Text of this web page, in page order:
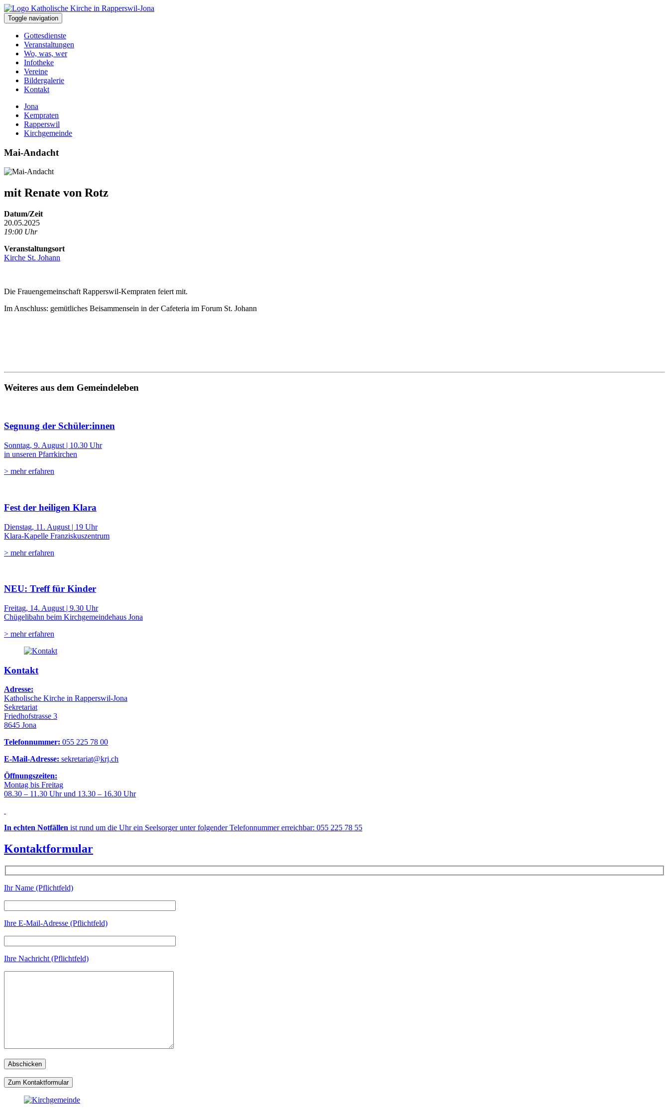
Toggle navigation
Gottesdienste
Veranstaltungen
Wo, was, wer
Infotheke
Vereine
Bildergalerie
Kontakt
Jona
Kempraten
Rapperswil
Kirchgemeinde
Mai-Andacht
mit Renate von Rotz
Datum/Zeit
20.05.2025
19:00 Uhr
Veranstaltungsort
Kirche St. Johann
Die Frauengemeinschaft Rapperswil-Kempraten feiert mit.
Im Anschluss: gemütliches Beisammensein in der Cafeteria im Forum St. Johann
Weiteres aus dem Gemeindeleben
Segnung der Schüler:innen
Sonntag, 9. August | 10.30 Uhr
in unseren Pfarrkirchen
> mehr erfahren
Fest der heiligen Klara
Dienstag, 11. August | 19 Uhr
Klara-Kapelle Franziskuszentrum
> mehr erfahren
NEU: Treff für Kinder
Freitag, 14. August | 9.30 Uhr
Chügelibahn beim Kirchgemeindehaus Jona
> mehr erfahren
Kontakt
Adresse:
Katholische Kirche in Rapperswil-Jona
Sekretariat
Friedhofstrasse 3
8645 Jona
Telefonnummer: 055 225 78 00
E-Mail-Adresse: sekretariat@krj.ch
Öffnungszeiten:
Montag bis Freitag
08.30 – 11.30 Uhr und 13.30 – 16.30 Uhr
In echten Notfällen ist rund um die Uhr ein Seelsorger unter folgender Telefonnummer erreichbar: 055 225 78 55
Kontaktformular
Ihr Name (Pflichtfeld)
Ihre E-Mail-Adresse (Pflichtfeld)
Ihre Nachricht (Pflichtfeld)
Zum Kontaktformular